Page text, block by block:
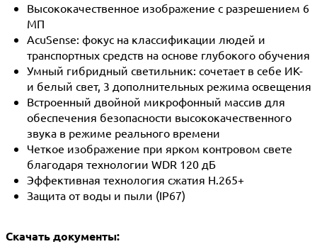
Высококачественное изображение с разрешением 6
МП
AcuSense: фокус на классификации людей и
транспортных средств на основе глубокого обучения
Умный гибридный светильник: сочетает в себе ИК-
и белый свет, 3 дополнительных режима освещения
Встроенный двойной микрофонный массив для
обеспечения безопасности высококачественного
звука в режиме реального времени
Четкое изображение при ярком контровом свете
благодаря технологии WDR 120 дБ
Эффективная технология сжатия H.265+
Защита от воды и пыли (IP67)
Скачать документы: